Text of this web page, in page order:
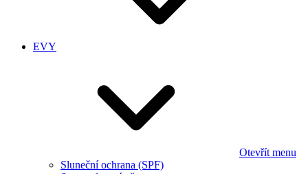
EVY
Otevřít menu
Sluneční ochrana (SPF)